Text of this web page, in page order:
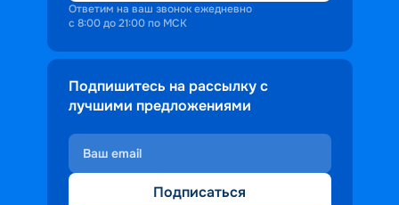
Ответим на ваш звонок ежедневно
с 8:00 до 21:00 по МСК
Подпишитесь на рассылку с
лучшими предложениями
Подписаться